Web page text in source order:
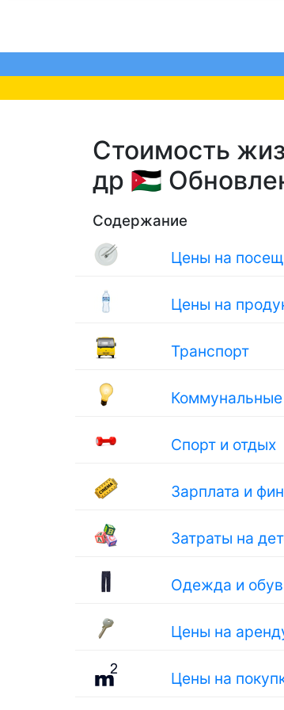
Стоимость
др 🇯🇴
Содержание
Цены на
Цены на
Транспорт
Спорт и отдых
Зарплата и
Затраты на
Одежда и
Цены на
Цены на